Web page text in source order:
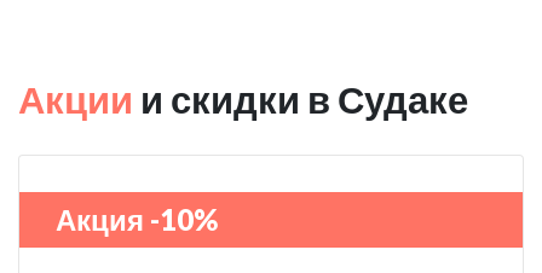
Акции и скидки в Судаке
Акция -10%